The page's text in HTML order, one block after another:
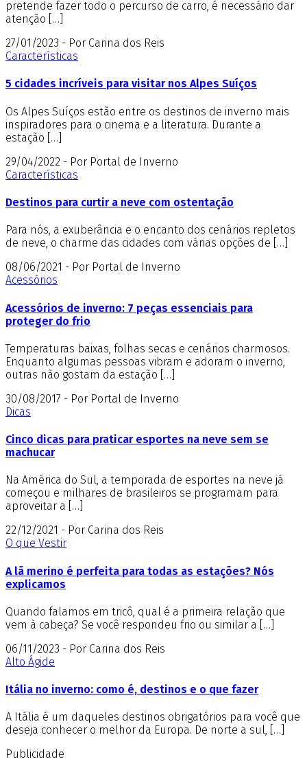
pretende fazer todo o percurso de carro, é necessário dar
atenção […]
27/01/2023 - Por Carina dos Reis
Características
5 cidades incríveis para visitar nos Alpes Suíços
Os Alpes Suíços estão entre os destinos de inverno mais
inspiradores para o cinema e a literatura. Durante a
estação […]
29/04/2022 - Por Portal de Inverno
Características
Destinos para curtir a neve com ostentação
Para nós, a exuberância e o encanto dos cenários repletos
de neve, o charme das cidades com várias opções de […]
08/06/2021 - Por Portal de Inverno
Acessórios
Acessórios de inverno: 7 peças essenciais para
proteger do frio
Temperaturas baixas, folhas secas e cenários charmosos.
Enquanto algumas pessoas vibram e adoram o inverno,
outras não gostam da estação […]
30/08/2017 - Por Portal de Inverno
Dicas
Cinco dicas para praticar esportes na neve sem se
machucar
Na América do Sul, a temporada de esportes na neve já
começou e milhares de brasileiros se programam para
aproveitar a […]
22/12/2021 - Por Carina dos Reis
O que Vestir
A lã merino é perfeita para todas as estações? Nós
explicamos
Quando falamos em tricô, qual é a primeira relação que
vem à cabeça? Se você respondeu frio ou similar a […]
06/11/2023 - Por Carina dos Reis
Alto Ágide
Itália no inverno: como é, destinos e o que fazer
A Itália é um daqueles destinos obrigatórios para você que
deseja conhecer o melhor da Europa. De norte a sul, […]
Publicidade